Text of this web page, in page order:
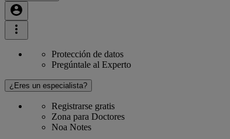
Protección de datos
Pregúntale al Experto
¿Eres un especialista?
Registrarse gratis
Zona para Doctores
Noa Notes